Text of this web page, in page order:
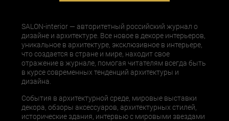
SALON-interior — авторитетный российский журнал о
дизайне и архитектуре. Все новое в декоре интерьеров,
уникальное в архитектуре, эксклюзивное в интерьере,
что создается в стране и мире, находит свое
отражение в журнале, помогая читателям всегда быть
в курсе современных тенденций архитектуры и
дизайна.
События в архитектурной среде, мировые выставки
декора, обзоры аксессуаров, архитектурных стилей,
исторические здания, интервью с мировыми звездами